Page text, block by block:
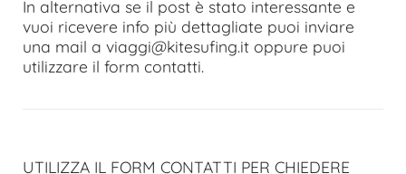
In alternativa se il post è stato interessante e
vuoi ricevere info più dettagliate puoi inviare
una mail a viaggi@kitesufing.it oppure puoi
utilizzare il form contatti.
UTILIZZA IL FORM CONTATTI PER CHIEDERE